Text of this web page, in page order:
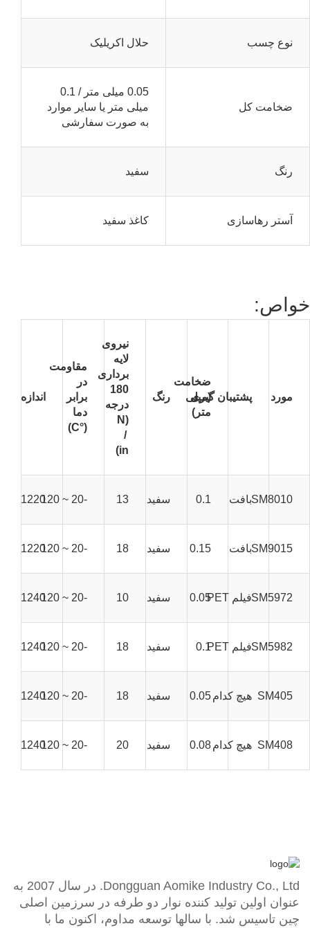
نوع چسب حلال اکریلیک
ضخامت کل
0.05 میلی متر / 0.1
میلی متر یا سایر موارد
به صورت سفارشی
رنگ سفید
آستر رهاسازی کاغذ سفید
خواص:
مورد پشتیبان گیری
ضخامت
(میلی
متر)
رنگ
نیروی
لایه
برداری
180
درجه
(N
/
in)
مقاومت
در
برابر
دما
(°C)
اندازه
SM8010بافت 0.1 سفید 13
-20 ~ 120 1220 میلی متر * 100 متر
SM9015بافت 0.15 سفید 18
-20 ~ 120 1220 میلی متر * 100 متر
SM5972فیلم PET 0.05 سفید 10
-20 ~ 120 1240 میلی متر * 100 متر
SM5982فیلم PET 0.1 سفید 18
-20 ~ 120 1240 میلی متر * 100 متر
SM405 هیچ کدام0.05 سفید 18
-20 ~ 120 1240 میلی متر * 100 متر
SM408 هیچ کدام0.08 سفید 20
-20 ~ 120 1240 میلی متر * 100 متر
Dongguan Aomike Industry Co., Ltd. در سال 2007 به
عنوان اولین تولید کننده نوار دو طرفه در سرزمین اصلی
چین تاسیس شد. با سالها توسعه مداوم، اکنون ما با